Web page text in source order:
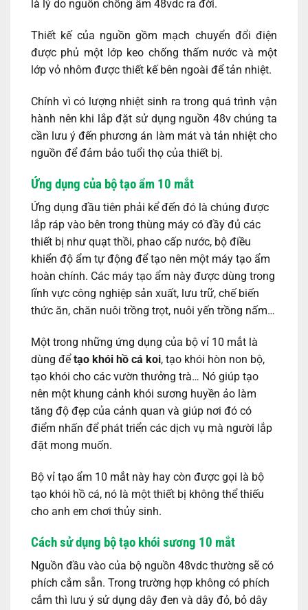
là lý do nguồn chống ẩm 48vdc ra đời.
Thiết kế của nguồn gồm mạch chuyển đổi điện
được phủ một lớp keo chống thấm nước và một
lớp vỏ nhôm được thiết kế bên ngoài để tản nhiệt.
Chính vì có lượng nhiệt sinh ra trong quá trình vận
hành nên khi lắp đặt sử dụng nguồn 48v chúng ta
cần lưu ý đến phương án làm mát và tản nhiệt cho
nguồn để đảm bảo tuổi thọ của thiết bị.
Ứng dụng của bộ tạo ẩm 10 mắt
Ứng dụng đầu tiên phải kể đến đó là chúng được
lắp ráp vào bên trong thùng máy có đầy đủ các
thiết bị như quạt thồi, phao cấp nước, bộ điều
khiển độ ẩm tự động để tạo nên một máy tạo ẩm
hoàn chính. Các máy tạo ẩm này được dùng trong
lĩnh vực công nghiệp sản xuất, lưu trữ, chế biến
thức ăn, chăn nuôi trồng trọt, nuôi yến trồng nấm…
Một trong những ứng dụng của bộ vỉ 10 mắt là
dùng đểtạo khói hồ cá koi, tạo khói hòn non bộ,
tạo khói cho các vườn thưởng trà… Nó giúp tạo
nên một khung cảnh khói sương huyền ảo làm
tăng độ đẹp của cảnh quan và giúp nơi đó có
điểm nhấn để phát triển các dịch vụ mà người lắp
đặt mong muốn.
Bộ vỉ tạo ẩm 10 mắt này hay còn được gọi là bộ
tạo khói hồ cá, nó là một thiết bị không thể thiếu
cho anh em chơi thủy sinh.
Cách sử dụng bộ tạo khói sương 10 mắt
Nguồn đầu vào của bộ nguồn 48vdc thường sẽ có
phích cắm sẵn. Trong trường hợp không có phích
cắm thì lưu ý sử dụng dây đen và dây đỏ, bỏ dây